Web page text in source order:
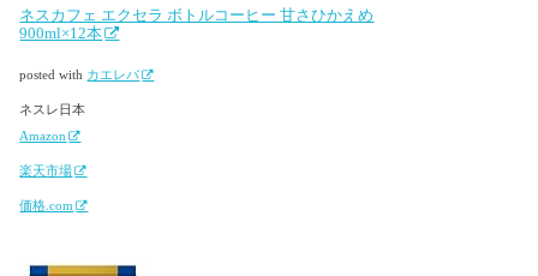
ネスカフェ エクセラ ボトルコーヒー 甘さひかえめ
900ml×12本
posted with カエレバ
ネスレ日本
Amazon
楽天市場
価格.com